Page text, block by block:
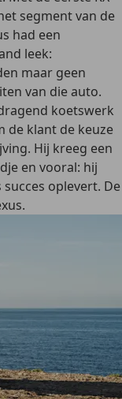
segment van de
had een
leek:
maar geen
van die auto.
koetswerk
de klant de keuze
Hij kreeg een
en vooral: hij
oplevert. De